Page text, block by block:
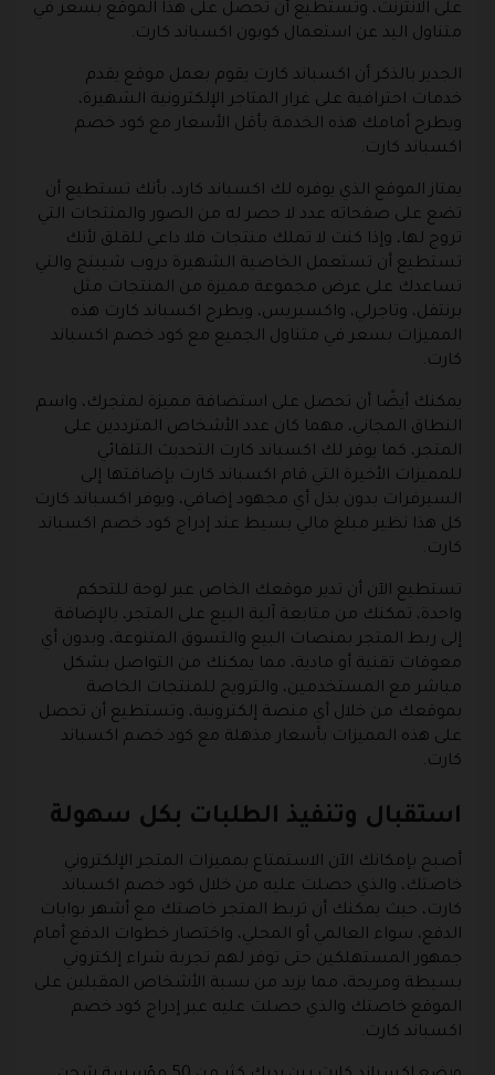
على الانترنت، وتستطيع أن تحصل على هذا الموقع بسعر في
متناول اليد عن استعمال كوبون اكسباند كارت.
الجدير بالذكر أن اكسباند كارت يقوم بعمل موقع يقدم
خدمات احترافية على غرار المتاجر الإلكترونية الشهيرة،
ويطرح أمامك هذه الخدمة بأقل الأسعار مع كود خصم
اكسباند كارت.
يمتاز الموقع الذي يوفره لك اكسباند كارد، بأنك تستطيع أن
تضع على صفحاته عدد لا حصر له من الصور والمنتجات التي
تروج لها، وإذا كنت لا تملك منتجات فلا داعي للقلق لأنك
تستطيع أن تستعمل الخاصية الشهيرة دروب شيبنج والتي
تساعدك على عرض مجموعة مميزة من المنتجات مثل
برنتفل، وتاجرلي، واكسبريس، ويطرح اكسباند كارت هذه
المميزات بسعر في متناول الجميع مع كود خصم اكسباند
كارت.
يمكنك أيضًا أن تحصل على استضافة مميزة لمتجرك، واسم
النطاق المجاني، مهما كان عدد الأشخاص المترددين على
المتجر، كما يوفر لك اكسباند كارت التحديث التلقائي
للمميزات الأخيرة التي قام اكسباند كارت بإضافتها إلى
السيرفرات بدون بذل أي مجهود إضافي، ويوفر اكسباند كارت
كل هذا نظير مبلغ مالي بسيط عند إدراج كود خصم اكسباند
كارت.
تستطيع الآن أن تدير موقعك الخاص عبر لوحة للتحكم
واحدة، تمكنك من متابعة آلية البيع على المتجر، بالإضافة
إلى ربط المتجر بمنصات البيع والتسوق المتنوعة، وبدون أي
معوقات تقنية أو مادية، مما يمكنك من التواصل بشكل
مباشر مع المستخدمين، والترويج للمنتجات الخاصة
بموقعك من خلال أي منصة إلكترونية، وتستطيع أن تحصل
على هذه المميزات بأسعار مذهلة مع كود خصم اكسباند
كارت.
استقبال وتنفيذ الطلبات بكل سهولة
أصبح بإمكانك الآن الاستمتاع بمميزات المتجر الإلكتروني
خاصتك، والذي حصلت عليه من خلال كود خصم اكسباند
كارت، حيث يمكنك أن تربط المتجر خاصتك مع أشهر بوابات
الدفع، سواء العالمي أو المحلي، واختصار خطوات الدفع أمام
جمهور المستهلكين حتى توفر لهم تجربة شراء إلكتروني
بسيطة ومريحة، مما يزيد من نسبة الأشخاص المقبلين على
الموقع خاصتك والذي حصلت عليه عبر إدراج كود خصم
اكسباند كارت.